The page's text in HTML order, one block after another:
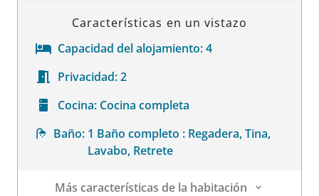
Características en un vistazo
Capacidad del alojamiento:4
Privacidad:2
Cocina: Cocina completa
Baño: 1 Baño completo : Regadera, Tina,
Lavabo, Retrete
Más características de la habitación